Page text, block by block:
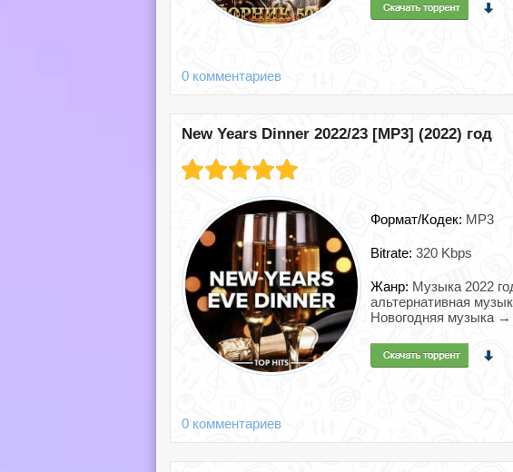
0 комментариев
New Years Dinner 2022/23 [MP3] (2022) год
Формат/Кодек: MP3
Bitrate: 320 Kbps
Жанр: Музыка 2022
альтернативная
Новогодняя музыка
0 комментариев